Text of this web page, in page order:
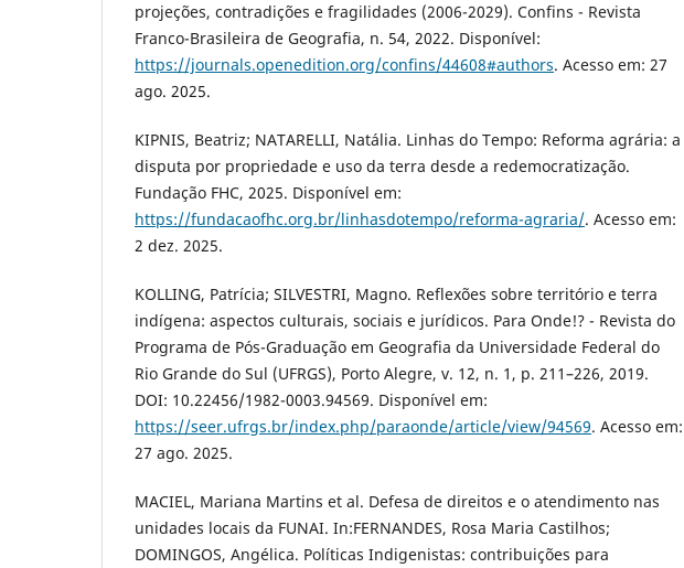
projeções, contradições e fragilidades (2006-2029). Confins - Revista
Franco-Brasileira de Geografia, n. 54, 2022. Disponível:
https://journals.openedition.org/confins/44608#authors. Acesso em: 27
ago. 2025.
KIPNIS, Beatriz; NATARELLI, Natália. Linhas do Tempo: Reforma agrária: a
disputa por propriedade e uso da terra desde a redemocratização.
Fundação FHC, 2025. Disponível em:
https://fundacaofhc.org.br/linhasdotempo/reforma-agraria/. Acesso em:
2 dez. 2025.
KOLLING, Patrícia; SILVESTRI, Magno. Reflexões sobre território e terra
indígena: aspectos culturais, sociais e jurídicos. Para Onde!? - Revista do
Programa de Pós-Graduação em Geografia da Universidade Federal do
Rio Grande do Sul (UFRGS), Porto Alegre, v. 12, n. 1, p. 211–226, 2019.
DOI: 10.22456/1982-0003.94569. Disponível em:
https://seer.ufrgs.br/index.php/paraonde/article/view/94569. Acesso em:
27 ago. 2025.
MACIEL, Mariana Martins et al. Defesa de direitos e o atendimento nas
unidades locais da FUNAI. In:FERNANDES, Rosa Maria Castilhos;
DOMINGOS, Angélica. Políticas Indigenistas: contribuições para